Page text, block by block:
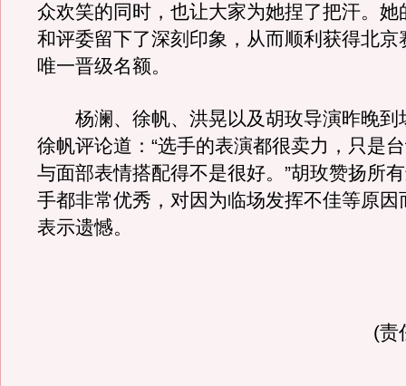
众欢笑的同时，也让大家为她捏了把汗。她
和评委留下了深刻印象，从而顺利获得北京
唯一晋级名额。
杨澜、徐帆、洪晃以及胡玫导演昨晚到
徐帆评论道：“选手的表演都很卖力，只是
与面部表情搭配得不是很好。”胡玫赞扬所
手都非常优秀，对因为临场发挥不佳等原因
表示遗憾。
(责